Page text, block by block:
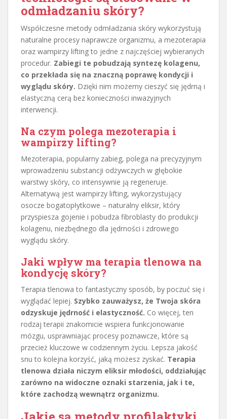
odmładzaniu skóry?
Współczesne metody odmładzania skóry wykorzystują
naturalne procesy naprawcze organizmu, a mezoterapia
oraz wampirzy lifting to jedne z najczęściej wybieranych
procedur. Zabiegi te pobudzają syntezę kolagenu,
co przekłada się na znaczną poprawę kondycji i
wyglądu skóry. Dzięki nim możemy cieszyć się jędrną i
elastyczną cerą bez konieczności inwazyjnych
interwencji.
Na czym polega mezoterapia i
wampirzy lifting?
Mezoterapia, popularny zabieg, polega na precyzyjnym
wprowadzeniu substancji odżywczych w głębokie
warstwy skóry, co intensywnie ją regeneruje.
Alternatywą jest wampirzy lifting, wykorzystujący
osocze bogatopłytkowe – naturalny eliksir, który
przyspiesza gojenie i pobudza fibroblasty do produkcji
kolagenu, niezbędnego dla jędrności i zdrowego
wyglądu skóry.
Jaki wpływ ma terapia tlenowa na
kondycję skóry?
Terapia tlenowa to fantastyczny sposób, by poczuć się i
wyglądać lepiej. Szybko zauważysz, że Twoja skóra
odzyskuje jędrność i elastyczność. Co więcej, ten
rodzaj terapii znakomicie wspiera funkcjonowanie
mózgu, usprawniając procesy poznawcze, które są
przecież kluczowe w codziennym życiu. Lepsza jakość
snu to kolejna korzyść, jaką możesz zyskać. Terapia
tlenowa działa niczym eliksir młodości, oddziałując
zarówno na widoczne oznaki starzenia, jak i te,
które zachodzą wewnątrz organizmu.